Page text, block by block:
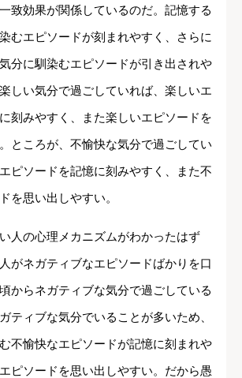
致効果が関係しているのだ。記憶する
むエピソードが刻まれやすく、さらに
分に馴染むエピソードが引き出されや
しい気分で過ごしていれば、楽しいエ
刻みやすく、また楽しいエピソードを
ところが、不愉快な気分で過ごしてい
ピソードを記憶に刻みやすく、また不
を思い出しやすい。
人の心理メカニズムがわかったはず
がネガティブなエピソードばかりを口
からネガティブな気分で過ごしている
ティブな気分でいることが多いため、
不愉快なエピソードが記憶に刻まれや
ピソードを思い出しやすい。だから愚